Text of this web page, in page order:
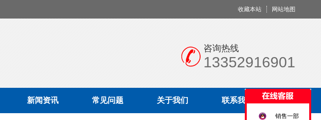
收藏本站 网站地图
咨询热线
13352916901
新闻资讯 常见问题 关于我们 联系我们
销售一部